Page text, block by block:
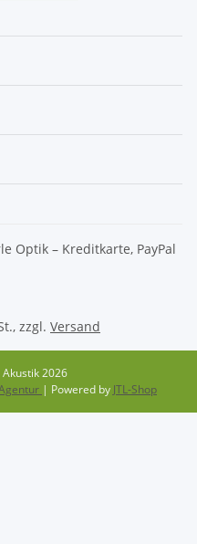
zzgl. Versand
2026
| Powered by JTL-Shop